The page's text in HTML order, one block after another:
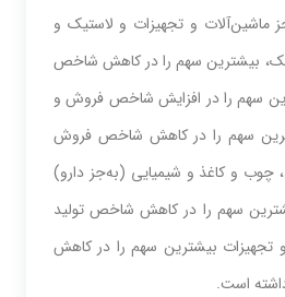
به‌‌‌جز ماشین‌‌‌آلات و تجهیزات و لاستیک‌‌‌ و
بیشترین‌‌‌ سهم‌‌‌ را در کاهش‌‌‌ شاخص‌‌‌
سهم‌‌‌ را در افزایش‌‌‌ شاخص‌‌‌ فروش و
سهم‌‌‌ را در کاهش‌‌‌ شاخص‌‌‌ فروش
تجهیزات برقی، چوب و کاغذ و شیمیایی‌‌‌ (به‌‌‌جز دارو)
سهم‌‌‌ را در کاهش‌‌‌ شاخص‌‌‌ تولید
تجهیزات بیشترین‌‌‌ سهم‌‌‌ را در کاهش‌‌‌
است‌‌‌.